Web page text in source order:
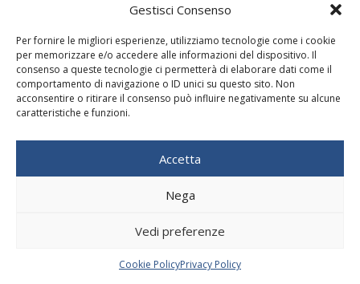
Gestisci Consenso
Per fornire le migliori esperienze, utilizziamo tecnologie come i cookie
per memorizzare e/o accedere alle informazioni del dispositivo. Il
consenso a queste tecnologie ci permetterà di elaborare dati come il
comportamento di navigazione o ID unici su questo sito. Non
acconsentire o ritirare il consenso può influire negativamente su alcune
caratteristiche e funzioni.
Accetta
Nega
Vedi preferenze
Cookie PolicyPrivacy Policy